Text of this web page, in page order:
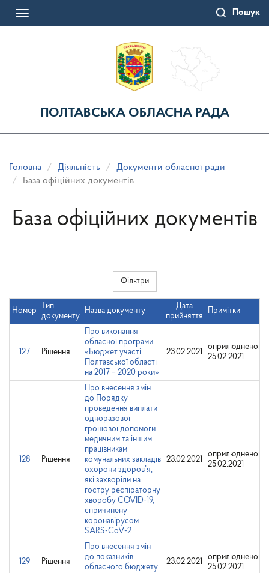
Пошук
Toggle
ПОЛТАВСЬКА ОБЛАСНА РАДА
Головна Діяльність
Документи обласної ради
База офіційних документів
База офіційних документів
Фільтри
Номер
Тип
документу
Назва документу
Дата
прийняття
Примітки
127 Рішення
Про виконання
обласної програми
«Бюджет участі
Полтавської області
на 2017 – 2020 роки»
23.02.2021
оприлюднено:
25.02.2021
128 Рішення
Про внесення змін
до Порядку
проведення виплати
одноразової
грошової допомоги
медичним та іншим
працівникам
комунальних закладів
охорони здоров’я,
які захворіли на
гостру респіраторну
хворобу COVID-19,
спричинену
коронавірусом
SARS-CoV-2
23.02.2021
оприлюднено:
25.02.2021
129 Рішення
Про внесення змін
до показників
обласного бюджету
23.02.2021
оприлюднено:
25.02.2021